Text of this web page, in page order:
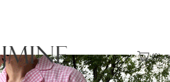
(0)